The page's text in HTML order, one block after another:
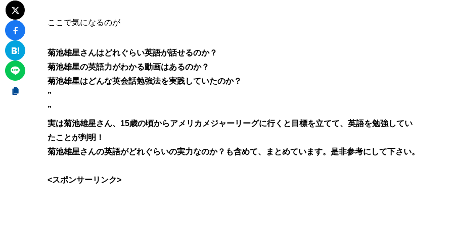
ここで気になるのが
菊池雄星さんはどれぐらい英語が話せるのか？
菊池雄星の英語力がわかる動画はあるのか？
菊池雄星はどんな英会話勉強法を実践していたのか？
”
”
実は菊池雄星さん、15歳の頃からアメリカメジャーリーグに行くと目標を立てて、英語を勉強してい
たことが判明！
菊池雄星さんの英語がどれぐらいの実力なのか？も含めて、まとめています。是非参考にして下さい。
<スポンサーリンク>